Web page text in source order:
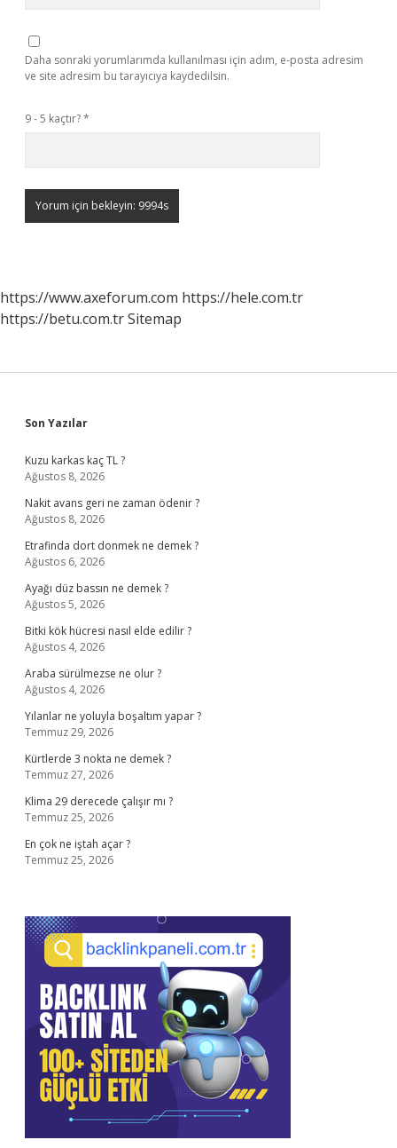
Daha sonraki yorumlarımda kullanılması için adım, e-posta adresim
ve site adresim bu tarayıcıya kaydedilsin.
9 - 5 kaçtır?*
https://www.axeforum.com https://hele.com.tr
https://betu.com.trSitemap
Sidebar
Son Yazılar
Kuzu karkas kaç TL ?
Ağustos 8, 2026
Nakit avans geri ne zaman ödenir ?
Ağustos 8, 2026
Etrafinda dort donmek ne demek ?
Ağustos 6, 2026
Ayağı düz bassın ne demek ?
Ağustos 5, 2026
Bitki kök hücresi nasıl elde edilir ?
Ağustos 4, 2026
Araba sürülmezse ne olur ?
Ağustos 4, 2026
Yılanlar ne yoluyla boşaltım yapar ?
Temmuz 29, 2026
Kürtlerde 3 nokta ne demek ?
Temmuz 27, 2026
Klima 29 derecede çalışır mı ?
Temmuz 25, 2026
En çok ne iştah açar ?
Temmuz 25, 2026